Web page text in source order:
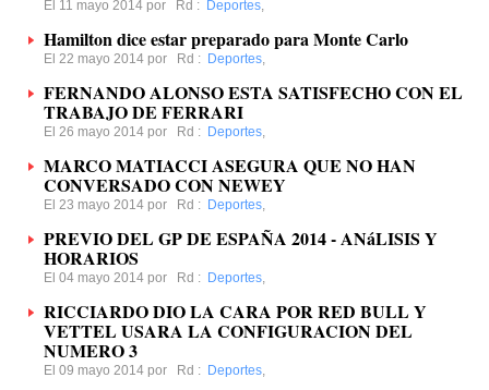
El 11 mayo 2014 por Rd : Deportes,
Hamilton dice estar preparado para Monte Carlo
El 22 mayo 2014 por Rd : Deportes,
FERNANDO ALONSO ESTA SATISFECHO CON EL
TRABAJO DE FERRARI
El 26 mayo 2014 por Rd : Deportes,
MARCO MATIACCI ASEGURA QUE NO HAN
CONVERSADO CON NEWEY
El 23 mayo 2014 por Rd : Deportes,
PREVIO DEL GP DE ESPAÑA 2014 - ANáLISIS Y
HORARIOS
El 04 mayo 2014 por Rd : Deportes,
RICCIARDO DIO LA CARA POR RED BULL Y
VETTEL USARA LA CONFIGURACION DEL
NUMERO 3
El 09 mayo 2014 por Rd : Deportes,